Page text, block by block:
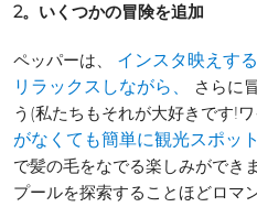
2。いくつかの冒険を追加
ペッパーは、
インスタ映えす
リラックスしながら、
さらに
う(私たちもそれが大好きです!
がなくても簡単に観光スポッ
で髪の毛をなでる楽しみができ
プールを探索することほどロマ